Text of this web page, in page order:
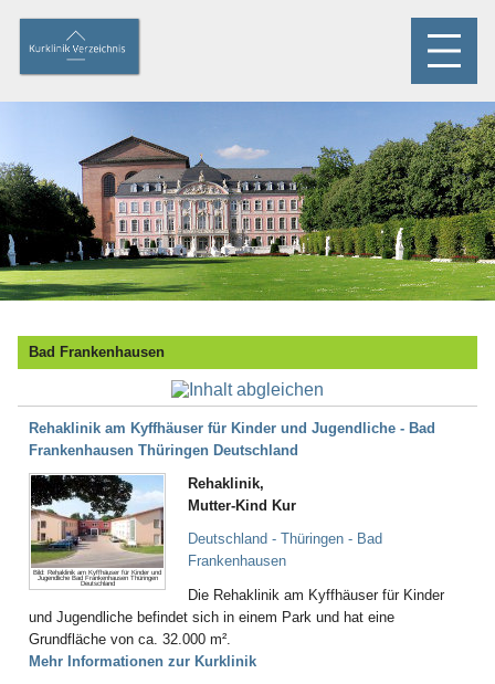
Bad Frankenhausen
Rehaklinik am Kyffhäuser für Kinder und Jugendliche - Bad
Frankenhausen Thüringen Deutschland
Bild: Rehaklinik am Kyffhäuser für Kinder und
Jugendliche Bad Frankenhausen Thüringen
Deutschland
Rehaklinik,
Mutter-Kind Kur
Deutschland - Thüringen - Bad
Frankenhausen
Die Rehaklinik am Kyffhäuser für Kinder
und Jugendliche befindet sich in einem Park und hat eine
Grundfläche von ca. 32.000 m².
Mehr Informationen zur Kurklinik